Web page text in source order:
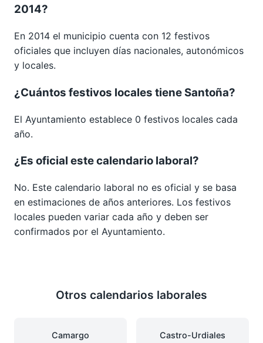
2014?
En 2014 el municipio cuenta con 12 festivos
oficiales que incluyen días nacionales, autonómicos
y locales.
¿Cuántos festivos locales tiene Santoña?
El Ayuntamiento establece 0 festivos locales cada
año.
¿Es oficial este calendario laboral?
No. Este calendario laboral no es oficial y se basa
en estimaciones de años anteriores. Los festivos
locales pueden variar cada año y deben ser
confirmados por el Ayuntamiento.
Otros calendarios laborales
Camargo Castro-Urdiales